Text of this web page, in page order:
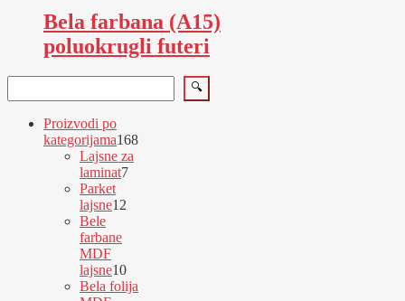
Bela farbana (A15)
poluokrugli futeri
🔍
Proizvodi po
kategorijama168168
Lajsne za
laminat77
Parket
lajsne12
Bele
farbane
MDF
lajsne1010
proizvoda
Bela folija